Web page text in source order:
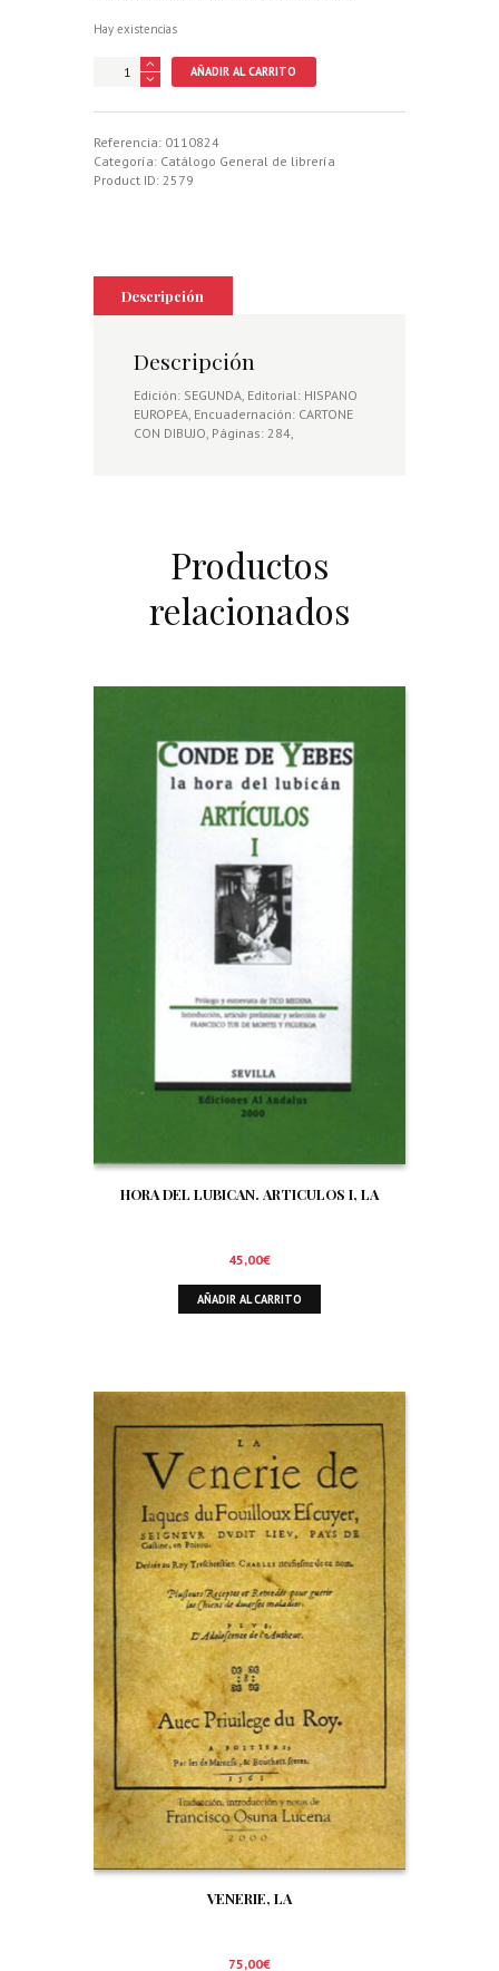
Hay existencias
LEOPARDOS
cantidad
AÑADIR AL CARRITO
Referencia: 0110824
Categoría: Catálogo General de librería
Product ID: 2579
Descripción
Descripción
Edición: SEGUNDA, Editorial: HISPANO
EUROPEA, Encuadernación: CARTONE
CON DIBUJO, Páginas: 284,
Productos
relacionados
HORA DEL LUBICAN. ARTICULOS I, LA
45,00€
AÑADIR AL CARRITO
VENERIE, LA
75,00€